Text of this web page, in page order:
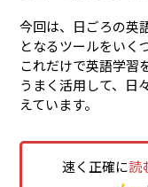
今回は、日ごろの英
となるツールをいく
これだけで英語学習
うまく活用して、日
えています。
速く正確に読